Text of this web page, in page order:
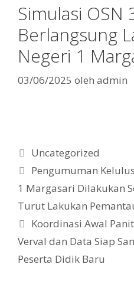
Simulasi OSN
Berlangsung
Negeri 1
03/06/2025 oleh admin
Kategori
Uncategorized
Pengumuman
1 Margasari Dilakukan
Turut Lakukan
Koordinasi Awal
Verval dan Data Siap
Peserta Didik Baru